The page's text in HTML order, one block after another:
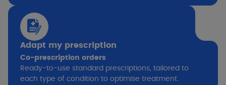
Adapt my prescription
Co-prescription orders
Ready-to-use standard prescriptions, tailored to
each type of condition to optimise treatment.